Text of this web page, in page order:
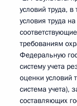
условий труда,
условия труда
требованиям
Федеральную
систему учета
оценки условий
система учета),
составляющих